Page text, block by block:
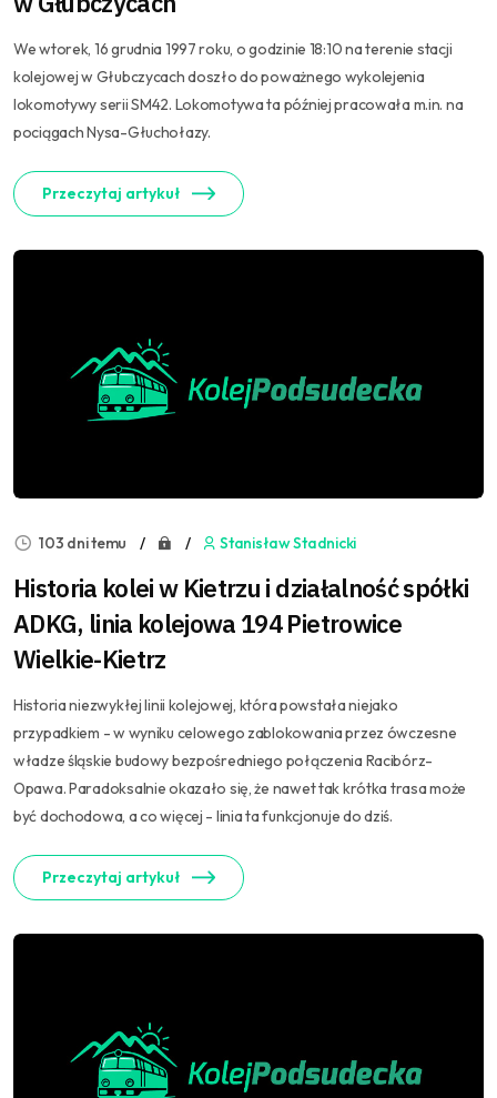
We wtorek, 16 grudnia 1997 roku, o godzinie 18:10 na terenie stacji
kolejowej w Głubczycach doszło do poważnego wykolejenia
lokomotywy serii SM42. Lokomotywa ta później pracowała m.in. na
pociągach Nysa-Głuchołazy.
Przeczytaj artykuł
103 dni temu Stanisław Stadnicki
Historia kolei w Kietrzu i działalność spółki
ADKG, linia kolejowa 194 Pietrowice
Wielkie-Kietrz
Historia niezwykłej linii kolejowej, która powstała niejako
przypadkiem - w wyniku celowego zablokowania przez ówczesne
władze śląskie budowy bezpośredniego połączenia Racibórz-
Opawa. Paradoksalnie okazało się, że nawet tak krótka trasa może
być dochodowa, a co więcej - linia ta funkcjonuje do dziś.
Przeczytaj artykuł